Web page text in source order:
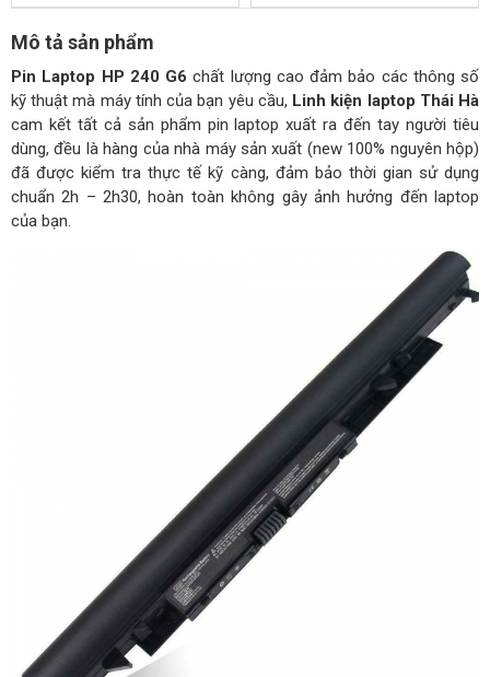
Mô tả sản phẩm
Pin Laptop HP 240 G6 chất lượng cao đảm bảo các thông số
kỹ thuật mà máy tính của bạn yêu cầu, Linh kiện laptop Thái Hà
cam kết tất cả sản phẩm pin laptop xuất ra đến tay người tiêu
dùng, đều là hàng của nhà máy sản xuất (new 100% nguyên hộp)
đã được kiểm tra thực tế kỹ càng, đảm bảo thời gian sử dụng
chuẩn 2h – 2h30, hoàn toàn không gây ảnh hưởng đến laptop
của bạn.